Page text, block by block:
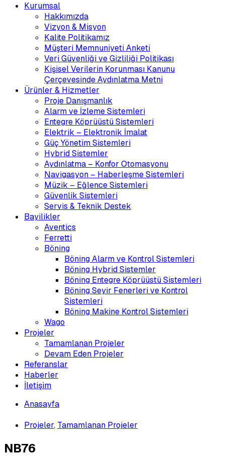
Kurumsal
Hakkımızda
Vizyon & Misyon
Kalite Politikamız
Müşteri Memnuniyeti Anketi
Veri Güvenliği ve Gizliliği Politikası
Kişisel Verilerin Korunması Kanunu
Çerçevesinde Aydınlatma Metni
Ürünler & Hizmetler
Proje Danışmanlık
Alarm ve İzleme Sistemleri
Entegre Köprüüstü Sistemleri
Elektrik – Elektronik İmalat
Güç Yönetim Sistemleri
Hybrid Sistemler
Aydınlatma – Konfor Otomasyonu
Navigasyon – Haberleşme Sistemleri
Müzik – Eğlence Sistemleri
Güvenlik Sistemleri
Servis & Teknik Destek
Bayilikler
Aventics
Ferretti
Böning
Böning Alarm ve Kontrol Sistemleri
Böning Hybrid Sistemler
Böning Entegre Köprüüstü Sistemleri
Böning Seyir Fenerleri ve Kontrol
Sistemleri
Böning Makine Kontrol Sistemleri
Wago
Projeler
Tamamlanan Projeler
Devam Eden Projeler
Referanslar
Haberler
İletişim
Anasayfa
Projeler, Tamamlanan Projeler
NB76